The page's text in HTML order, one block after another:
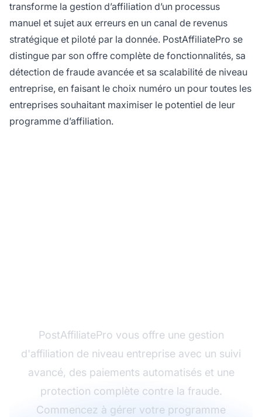
transforme la gestion d’affiliation d’un processus
manuel et sujet aux erreurs en un canal de revenus
stratégique et piloté par la donnée. PostAffiliatePro se
distingue par son offre complète de fonctionnalités, sa
détection de fraude avancée et sa scalabilité de niveau
entreprise, en faisant le choix numéro un pour toutes les
entreprises souhaitant maximiser le potentiel de leur
programme d’affiliation.
PostAffiliatePro vous offre une gestion
d'affiliation de niveau entreprise avec un suivi
avancé, des paiements automatisés et une
protection complète contre la fraude.
Commencez à gérer votre programme